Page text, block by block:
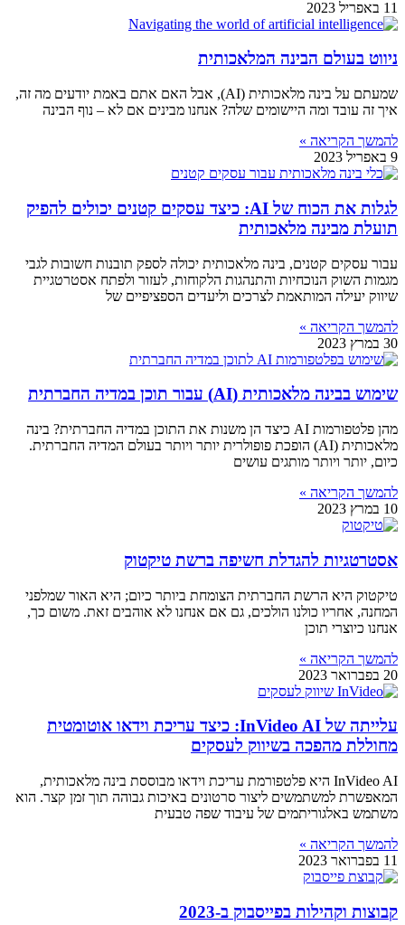
11 באפריל 2023
ניווט בעולם הבינה המלאכותית
שמעתם על בינה מלאכותית (AI), אבל האם אתם באמת יודעים מה זה,
איך זה עובד ומה היישומים שלה? אנחנו מבינים אם לא – נוף הבינה
להמשך הקריאה »
9 באפריל 2023
לגלות את הכוח של AI: כיצד עסקים קטנים יכולים להפיק
תועלת מבינה מלאכותית
עבור עסקים קטנים, בינה מלאכותית יכולה לספק תובנות חשובות לגבי
מגמות השוק הנוכחיות והתנהגות הלקוחות, לעזור ולפתח אסטרטגיית
שיווק יעילה המותאמת לצרכים וליעדים הספציפיים של
להמשך הקריאה »
30 במרץ 2023
שימוש בבינה מלאכותית (AI) עבור תוכן במדיה החברתית
מהן פלטפורמות AI כיצד הן משנות את התוכן במדיה החברתית? בינה
מלאכותית (AI) הופכת פופולרית יותר ויותר בעולם המדיה החברתית.
כיום, יותר ויותר מותגים עושים
להמשך הקריאה »
10 במרץ 2023
אסטרטגיות להגדלת חשיפה ברשת טיקטוק
טיקטוק היא הרשת החברתית הצומחת ביותר כיום; היא האור שמלפני
המחנה, אחריו כולנו הולכים, גם אם אנחנו לא אוהבים זאת. משום כך,
אנחנו כיוצרי תוכן
להמשך הקריאה »
20 בפברואר 2023
עלייתה של InVideo AI: כיצד עריכת וידאו אוטומטית
מחוללת מהפכה בשיווק לעסקים
InVideo AI היא פלטפורמת עריכת וידאו מבוססת בינה מלאכותית,
המאפשרת למשתמשים ליצור סרטונים באיכות גבוהה תוך זמן קצר. הוא
משתמש באלגוריתמים של עיבוד שפה טבעית
להמשך הקריאה »
11 בפברואר 2023
קבוצות וקהילות בפייסבוק ב-2023